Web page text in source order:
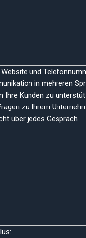
und
in mehreren
Ihre Kunden zu
zu Ihrem
über jedes Gespräch